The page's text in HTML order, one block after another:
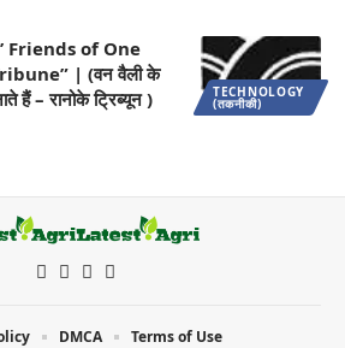
TECHNOLOGY
(तकनीकी)
Friends of One
| (वन वैली के
हैं – रानोके ट्रिब्यून )
DMCA Terms of Use